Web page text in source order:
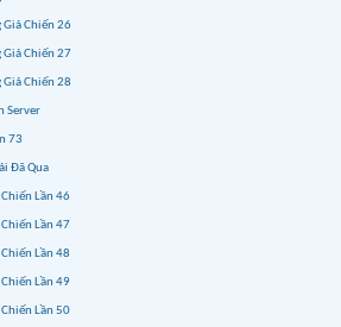
Giả Chiến 26
Giả Chiến 27
Chiến 28
Server
73
Đã Qua
Lần 46
Lần 47
Lần 48
Lần 49
Lần 50